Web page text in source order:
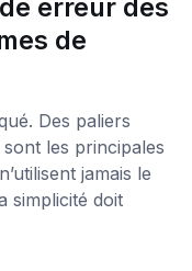
erreur des
de
Des paliers
les principales
jamais le
simplicité doit